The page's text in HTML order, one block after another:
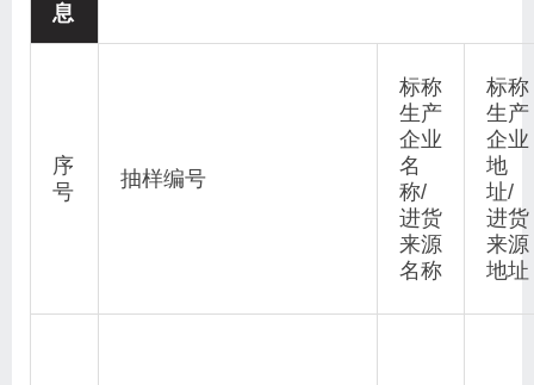
息
序
号
抽样编号
标称
生产
企业
名
称/
进货
来源
名称
标称
生产
企业
地
址/
进货
来源
地址